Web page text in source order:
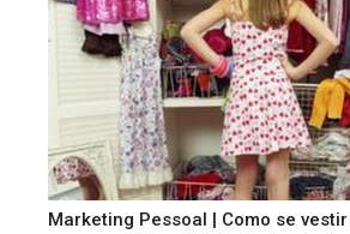
Marketing Pessoal | Como se